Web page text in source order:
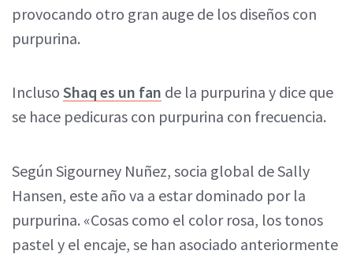
provocando otro gran auge de los diseños con
purpurina.
Incluso Shaq es un fan de la purpurina y dice que
se hace pedicuras con purpurina con frecuencia.
Según Sigourney Nuñez, socia global de Sally
Hansen, este año va a estar dominado por la
purpurina. «Cosas como el color rosa, los tonos
pastel y el encaje, se han asociado anteriormente